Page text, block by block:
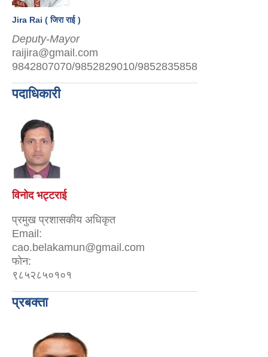
Jira Rai ( जिरा राई )
Deputy-Mayor
raijira@gmail.com
9842807070/9852829010/9852835858
पदाधिकारी
विनोद भट्टराई
प्रमुख प्रशासकीय अधिकृत
Email:
cao.belakamun@gmail.com
फोन:
९८५२८५०१०१
प्रबक्ता